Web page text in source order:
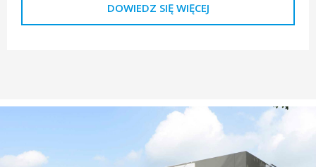
DOWIEDZ SIĘ WIĘCEJ